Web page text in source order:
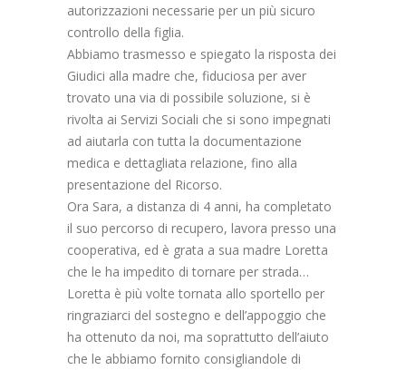
autorizzazioni necessarie per un più sicuro
controllo della figlia.
Abbiamo trasmesso e spiegato la risposta dei
Giudici alla madre che, fiduciosa per aver
trovato una via di possibile soluzione, si è
rivolta ai Servizi Sociali che si sono impegnati
ad aiutarla con tutta la documentazione
medica e dettagliata relazione, fino alla
presentazione del Ricorso.
Ora Sara, a distanza di 4 anni, ha completato
il suo percorso di recupero, lavora presso una
cooperativa, ed è grata a sua madre Loretta
che le ha impedito di tornare per strada…
Loretta è più volte tornata allo sportello per
ringraziarci del sostegno e dell’appoggio che
ha ottenuto da noi, ma soprattutto dell’aiuto
che le abbiamo fornito consigliandole di